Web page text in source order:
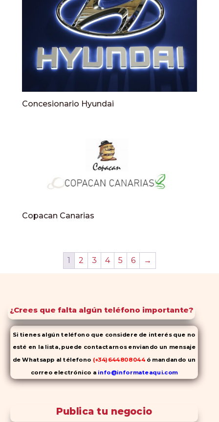
Concesionario Hyundai
Copacan Canarias
1 2 3 4 5 6 →
¿Crees que falta algún teléfono importante?
Si tienes algún teléfono que considere de interés que no
esté en la lista, puede contactarnos enviando un mensaje
de Whatsapp al télefono (+34)644808044 ó mandando un
correo electrónico a info@informateaqui.com
Mientras que antes la decisión de elegir un inhibidor de la
cambio de los tiempos ha permitido la producción de alternativas
Publica tu negocio